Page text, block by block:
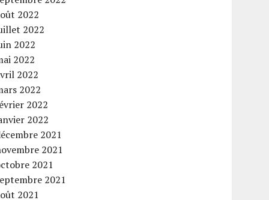
2022
2022
2022
2022
2022
2022
2022
2022
2021
2021
2021
2021
2021